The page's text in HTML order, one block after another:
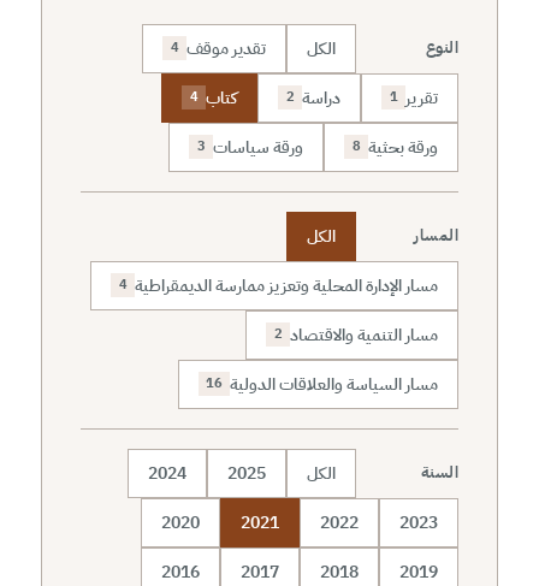
النوع الكل تقدير موقف 4
تقرير 1 دراسة 2 كتاب 4
ورقة بحثية 8 ورقة سياسات 3
المسار
الكل
مسار الإدارة المحلية وتعزيز ممارسة الديمقراطية 4
مسار التنمية والاقتصاد 2
مسار السياسة والعلاقات الدولية 16
السنة الكل 2025
2024
2023
2022
2021
2020
2019
2018
2017
2016